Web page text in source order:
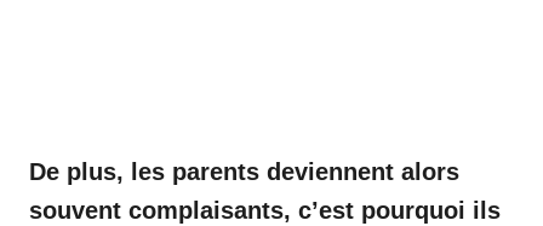
De plus, les parents deviennent alors
souvent complaisants, c’est pourquoi ils